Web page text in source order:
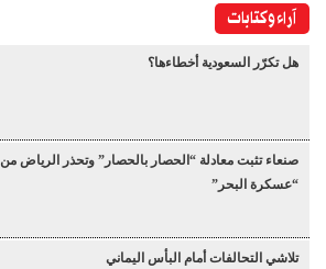
آراء وكتابات
هل تكرّر السعودية أخطاءها؟
صنعاء تثبت معادلة “الحصار بالحصار” وتحذر الرياض من
“عسكرة البحر”
تلاشي التحالفات أمام البأس اليماني